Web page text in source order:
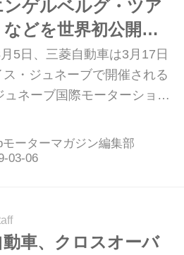
ンゲルベルグ・ツア
などを世界初公開
ジュネーブショー】
5日、三菱自動車は3月17日
ス・ジュネーブで開催される
ュネーブ国際モーターショー
トカー「MITSUBISHI
TOURER（エンゲルベ
ラー」とコンパクト
モーターマガジン編集部
動車、クロスオーバ